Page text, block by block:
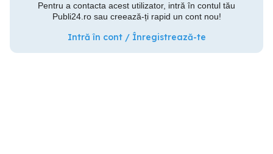
Pentru a contacta acest utilizator, intră în contul tău
Publi24.ro sau creează-ți rapid un cont nou!
Intră în cont / Înregistrează-te